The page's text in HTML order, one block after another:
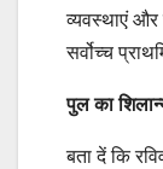
व्यवस्थाएं और
सर्वोच्च
पुल का
बता दें कि